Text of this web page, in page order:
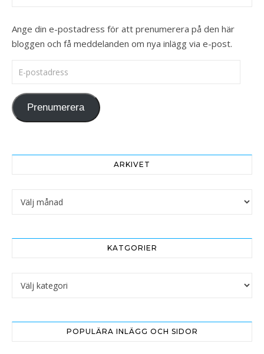
Ange din e-postadress för att prenumerera på den här
bloggen och få meddelanden om nya inlägg via e-post.
E-postadress
Prenumerera
ARKIVET
Arkivet
KATGORIER
Katgorier
POPULÄRA INLÄGG OCH SIDOR